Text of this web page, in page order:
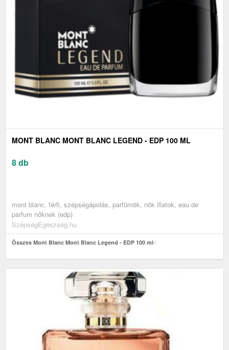
MONT BLANC MONT BLANC LEGEND - EDP 100 ML
8 db
mont blanc, férfi, szépségápolás, parfümök, nök illatok, eau de
parfum nőknek (edp)
SzépségEgészség.hu
Összes Mont Blanc Mont Blanc Legend - EDP 100 ml